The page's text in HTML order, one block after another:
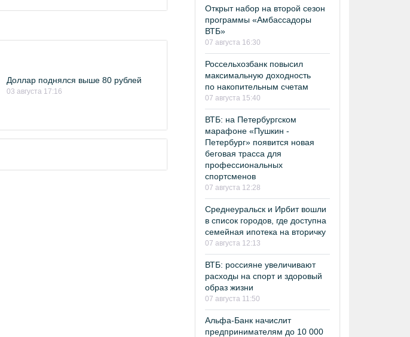
Доллар поднялся выше 80 рублей
03 августа 17:16
Открыт набор на второй сезон
программы «Амбассадоры
ВТБ»
07 августа 16:30
Россельхозбанк повысил
максимальную доходность
по накопительным счетам
07 августа 15:40
ВТБ: на Петербургском
марафоне «Пушкин -
Петербург» появится новая
беговая трасса для
профессиональных
спортсменов
07 августа 12:28
Среднеуральск и Ирбит вошли
в список городов, где доступна
семейная ипотека на вторичку
07 августа 12:13
ВТБ: россияне увеличивают
расходы на спорт и здоровый
образ жизни
07 августа 11:50
Альфа-Банк начислит
предпринимателям до 10 000